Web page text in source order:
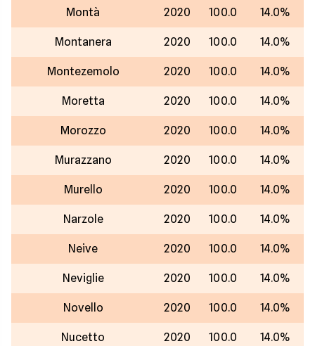
Montà 2020 100.0 14.0%
Montanera 2020 100.0 14.0%
Montezemolo 2020 100.0 14.0%
Moretta 2020 100.0 14.0%
Morozzo 2020 100.0 14.0%
Murazzano 2020 100.0 14.0%
Murello 2020 100.0 14.0%
Narzole 2020 100.0 14.0%
Neive 2020 100.0 14.0%
Neviglie 2020 100.0 14.0%
Novello 2020 100.0 14.0%
Nucetto 2020 100.0 14.0%